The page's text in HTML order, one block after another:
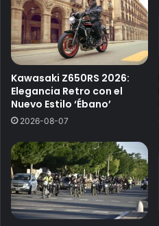
Kawasaki Z650RS 2026:
Elegancia Retro con el
Nuevo Estilo ‘Ébano’
2026-08-07